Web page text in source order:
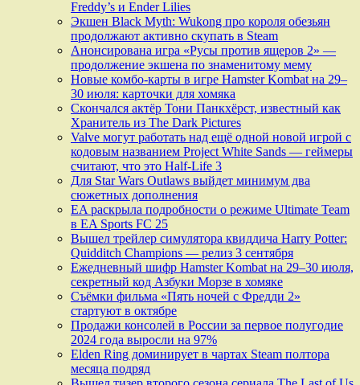
Freddy’s и Ender Lilies
Экшен Black Myth: Wukong про короля обезьян
продолжают активно скупать в Steam
Анонсирована игра «Русы против ящеров 2» —
продолжение экшена по знаменитому мему
Новые комбо-карты в игре Hamster Kombat на 29–
30 июля: карточки для хомяка
Скончался актёр Тони Панкхёрст, известный как
Хранитель из The Dark Pictures
Valve могут работать над ещё одной новой игрой с
кодовым названием Project White Sands — геймеры
считают, что это Half-Life 3
Для Star Wars Outlaws выйдет минимум два
сюжетных дополнения
EA раскрыла подробности о режиме Ultimate Team
в EA Sports FC 25
Вышел трейлер симулятора квиддича Harry Potter:
Quidditch Champions — релиз 3 сентября
Ежедневный шифр Hamster Kombat на 29–30 июля,
секретный код Азбуки Морзе в хомяке
Съёмки фильма «Пять ночей с Фредди 2»
стартуют в октябре
Продажи консолей в России за первое полугодие
2024 года выросли на 97%
Elden Ring доминирует в чартах Steam полтора
месяца подряд